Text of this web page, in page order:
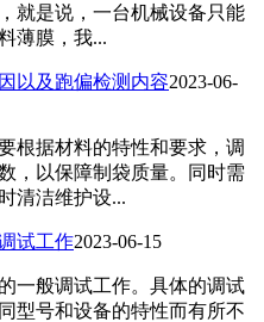
就是说，一台机械设备只能
薄膜，我...
以及跑偏检测内容2023-06-
根据材料的特性和要求，调
，以保障制袋质量。同时需
清洁维护设...
试工作2023-06-15
一般调试工作。具体的调试
型号和设备的特性而有所不